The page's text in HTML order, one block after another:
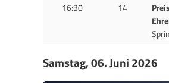
16:30 14
Samstag, 06. Juni 2026